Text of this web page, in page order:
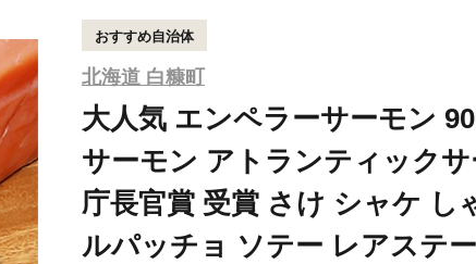
おすすめ自治体
北海道 白糠町
大人気 エンペラーサーモン
サーモン アトランティック
庁長官賞 受賞 さけ シャケ し
ルパッチョ ソテー レアステ